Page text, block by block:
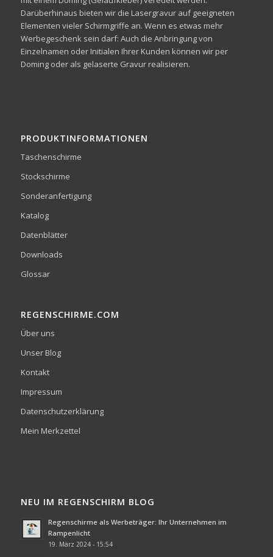
Darüberhinaus bieten wir die Lasergravur auf geeigneten
Elementen vieler Schirmgriffe an. Wenn es etwas mehr
Werbegeschenk sein darf: Auch die Anbringung von
Einzelnamen oder Initialen Ihrer Kunden können wir per
Doming oder als gelaserte Gravur realisieren.
PRODUKTINFORMATIONEN
Taschenschirme
Stockschirme
Sonderanfertigung
Katalog
Datenblätter
Downloads
Glossar
REGENSCHIRME.COM
Über uns
Unser Blog
Kontakt
Impressum
Datenschutzerklärung
Mein Merkzettel
NEU IM REGENSCHIRM BLOG
Regenschirme als Werbeträger: Ihr Unternehmen im
Rampenlicht
19. März 2024 - 15:54